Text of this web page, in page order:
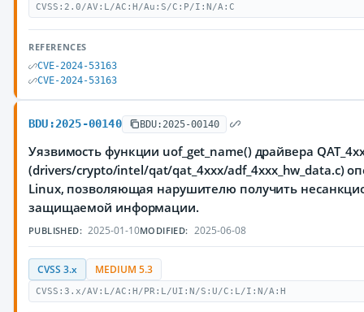
CVSS:2.0/AV:L/AC:H/Au:S/C:P/I:N/A:C
REFERENCES
CVE-2024-53163
CVE-2024-53163
BDU:2025-00140 BDU:2025-00140
Уязвимость функции uof_get_name() драйвера
(drivers/crypto/intel/qat/qat_4xxx/adf_4xxx_hw_data.c)
Linux, позволяющая нарушителю получить
защищаемой информации.
PUBLISHED: 2025-01-10MODIFIED: 2025-06-08
CVSS 3.x MEDIUM 5.3
CVSS:3.x/AV:L/AC:H/PR:L/UI:N/S:U/C:L/I:N/A:H